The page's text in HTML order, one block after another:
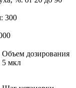
300
Объем дозирования
5 мкл